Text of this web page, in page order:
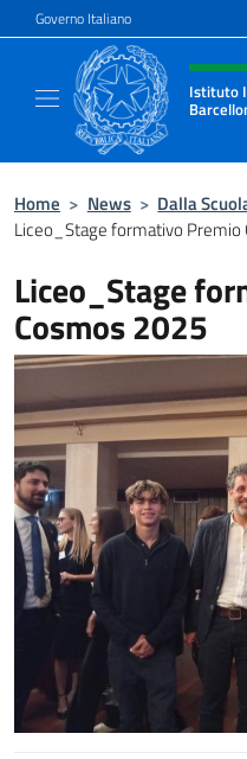
Salta al contenuto
Governo Italiano
Intestazione
Istituto
Home > News > Dalla
Liceo_Stage formativo Premio
Liceo_Stage
Cosmos 2025